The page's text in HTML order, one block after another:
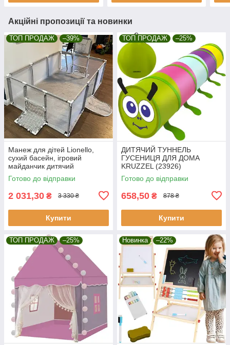
Акційні пропозиції та новинки
ТОП ПРОДАЖ –39%
Манеж для дітей Lionello,
сухий басейн, ігровий
майданчик дитячий
майданчик
Готово до відправки
2 031,30 ₴ 3 330 ₴
Купити
ТОП ПРОДАЖ –25%
ДИТЯЧИЙ ТУННЕЛЬ
ГУСЕНИЦЯ ДЛЯ ДОМА
KRUZZEL (23926)
Готово до відправки
658,50 ₴ 878 ₴
Купити
ТОП ПРОДАЖ –25% Новинка –22%